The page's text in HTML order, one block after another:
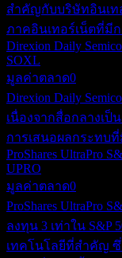
สำคัญกับบริษัทอินเท
ภาคอินเทอร์เน็ตที่มี
Direxion Daily
SOXL
มูลค่าตลาด0
Direxion Daily
เนื่องจากสื่อกลางเ
การเสนอผลกระทบ
ProShares UltraPro
UPRO
มูลค่าตลาด0
ProShares UltraPro
ลงทุน 3 เท่าใน S&P
เทคโนโลยีที่สำคัญ ซึ่